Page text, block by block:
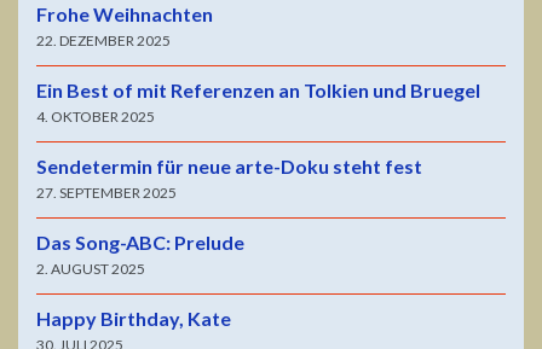
Frohe Weihnachten
22. DEZEMBER 2025
Ein Best of mit Referenzen an Tolkien und Bruegel
4. OKTOBER 2025
Sendetermin für neue arte-Doku steht fest
27. SEPTEMBER 2025
Das Song-ABC: Prelude
2. AUGUST 2025
Happy Birthday, Kate
30. JULI 2025